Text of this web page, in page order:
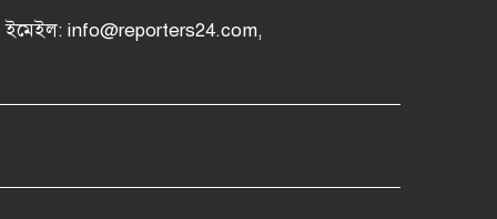
info@reporters24.com,